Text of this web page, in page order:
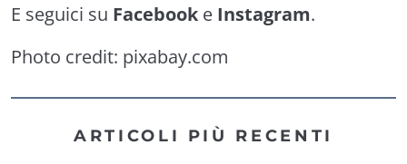
E seguici su Facebook e Instagram.
Photo credit: pixabay.com
ARTICOLI PIÙ RECENTI